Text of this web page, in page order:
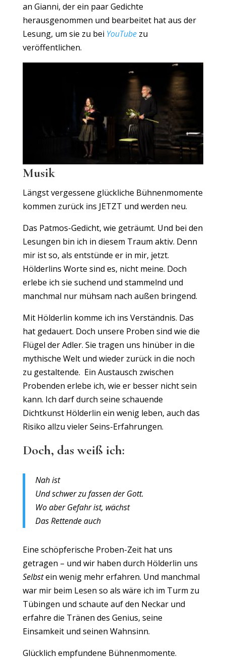
an Gianni, der ein paar Gedichte
herausgenommen und bearbeitet hat aus der
Lesung, um sie zu bei YouTubezu
veröffentlichen.
Musik
Längst vergessene glückliche Bühnenmomente
kommen zurück ins JETZT und werden neu.
Das Patmos-Gedicht, wie geträumt. Und bei den
Lesungen bin ich in diesem Traum aktiv. Denn
mir ist so, als entstünde er in mir, jetzt.
Hölderlins Worte sind es, nicht meine. Doch
erlebe ich sie suchend und stammelnd und
manchmal nur mühsam nach außen bringend.
Mit Hölderlin komme ich ins Verständnis. Das
hat gedauert. Doch unsere Proben sind wie die
Flügel der Adler. Sie tragen uns hinüber in die
mythische Welt und wieder zurück in die noch
zu gestaltende. Ein Austausch zwischen
Probenden erlebe ich, wie er besser nicht sein
kann. Ich darf durch seine schauende
Dichtkunst Hölderlin ein wenig leben, auch das
Risiko allzu vieler Seins-Erfahrungen.
Doch, das weiß ich:
Nah ist
Und schwer zu fassen der Gott.
Wo aber Gefahr ist, wächst
Das Rettende auch
Eine schöpferische Proben-Zeit hat uns
getragen – und wir haben durch Hölderlin uns
Selbstein wenig mehr erfahren. Und manchmal
war mir beim Lesen so als wäre ich im Turm zu
Tübingen und schaute auf den Neckar und
erfahre die Tränen des Genius, seine
Einsamkeit und seinen Wahnsinn.
Glücklich empfundene Bühnenmomente.